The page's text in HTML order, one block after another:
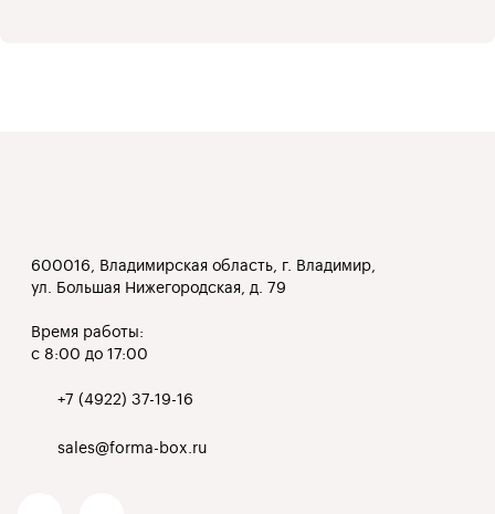
600016, Владимирская область, г. Владимир,
ул. Большая Нижегородская, д. 79
Время работы:
с 8:00 до 17:00
+7 (4922) 37-19-16
sales@forma-box.ru